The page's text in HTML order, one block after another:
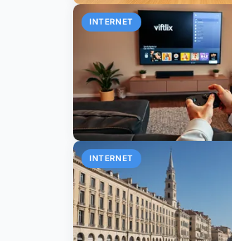
INTERNET
INTERNET